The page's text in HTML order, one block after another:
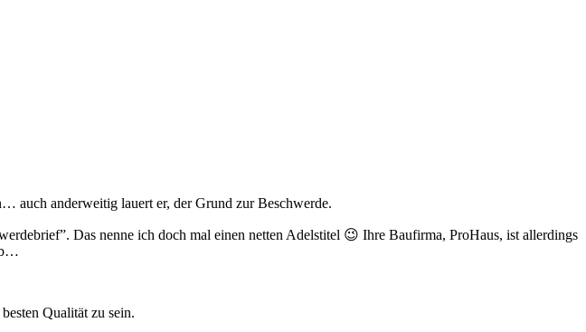
auch anderweitig lauert er, der Grund zur Beschwerde.
Das nenne ich doch mal einen netten Adelstitel 😉 Ihre Baufirma, ProHaus, ist allerdings
Qualität zu sein.